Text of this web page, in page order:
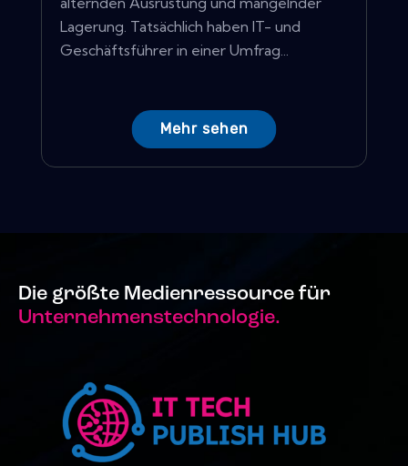
Lagerung. Tatsächlich haben IT- und
Geschäftsführer in einer Umfrag...
Mehr sehen
Die größte Medienressource für
Unternehmenstechnologie.